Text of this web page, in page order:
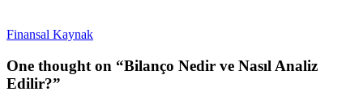
Finansal Kaynak
One thought on “Bilanço Nedir ve Nasıl Analiz
Edilir?”